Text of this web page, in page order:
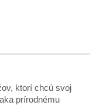
ktorí chcú svoj
prírodnému